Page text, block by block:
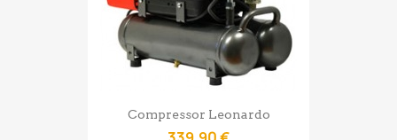
Compressor Leonardo